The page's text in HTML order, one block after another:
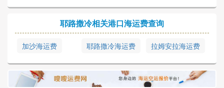
耶路撒冷相关港口海运费查询
加沙海运费 耶路撒冷海运费 拉姆安拉海运费